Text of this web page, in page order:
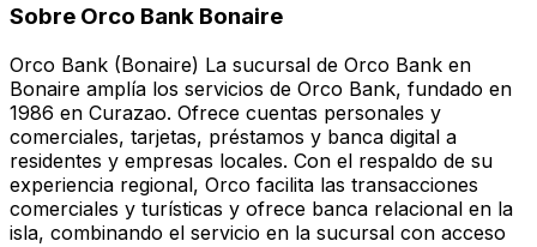
Sobre Orco Bank Bonaire
Orco Bank (Bonaire) La sucursal de Orco Bank en
Bonaire amplía los servicios de Orco Bank, fundado en
1986 en Curazao. Ofrece cuentas personales y
comerciales, tarjetas, préstamos y banca digital a
residentes y empresas locales. Con el respaldo de su
experiencia regional, Orco facilita las transacciones
comerciales y turísticas y ofrece banca relacional en la
isla, combinando el servicio en la sucursal con acceso